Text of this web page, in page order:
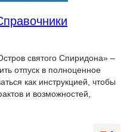
святого Спиридона» –
отпуск в полноценное
как инструкцией, чтобы
и возможностей,